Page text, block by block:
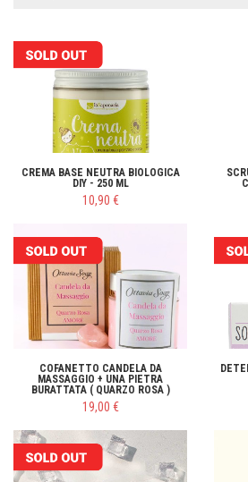
CREMA BASE NEUTRA BIOLOGICA
DIY - 250 ML
10,90 €
COFANETTO CANDELA DA
MASSAGGIO + UNA PIETRA
BURATTATA ( QUARZO ROSA )
19,00 €